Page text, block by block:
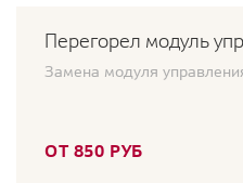
Перегорел модуль
Замена модуля
ОТ 850 РУБ